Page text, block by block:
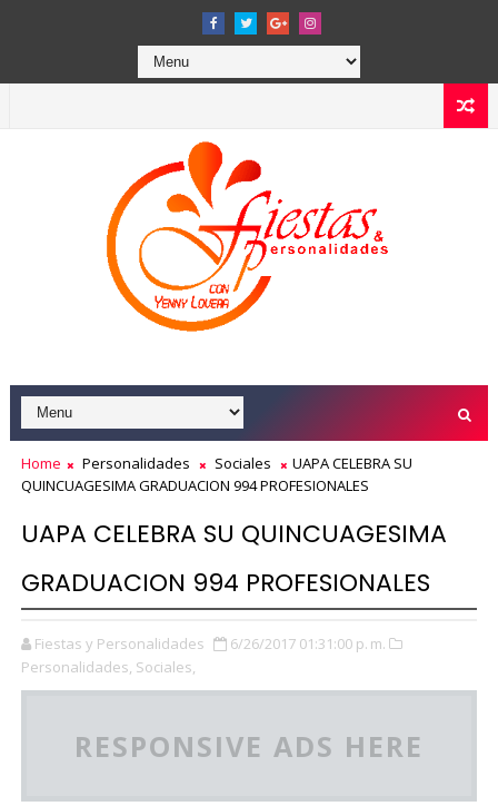
Home Personalidades Sociales
UAPA CELEBRA SU
QUINCUAGESIMA GRADUACION 994 PROFESIONALES
UAPA CELEBRA SU QUINCUAGESIMA
GRADUACION 994 PROFESIONALES
Fiestas y Personalidades
6/26/2017 01:31:00 p. m.
Personalidades, Sociales,
RESPONSIVE ADS HERE